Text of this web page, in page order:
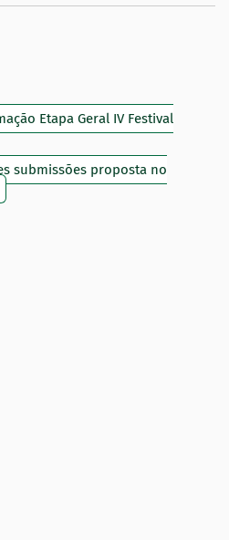
Etapa Geral IV Festival
submissões proposta no